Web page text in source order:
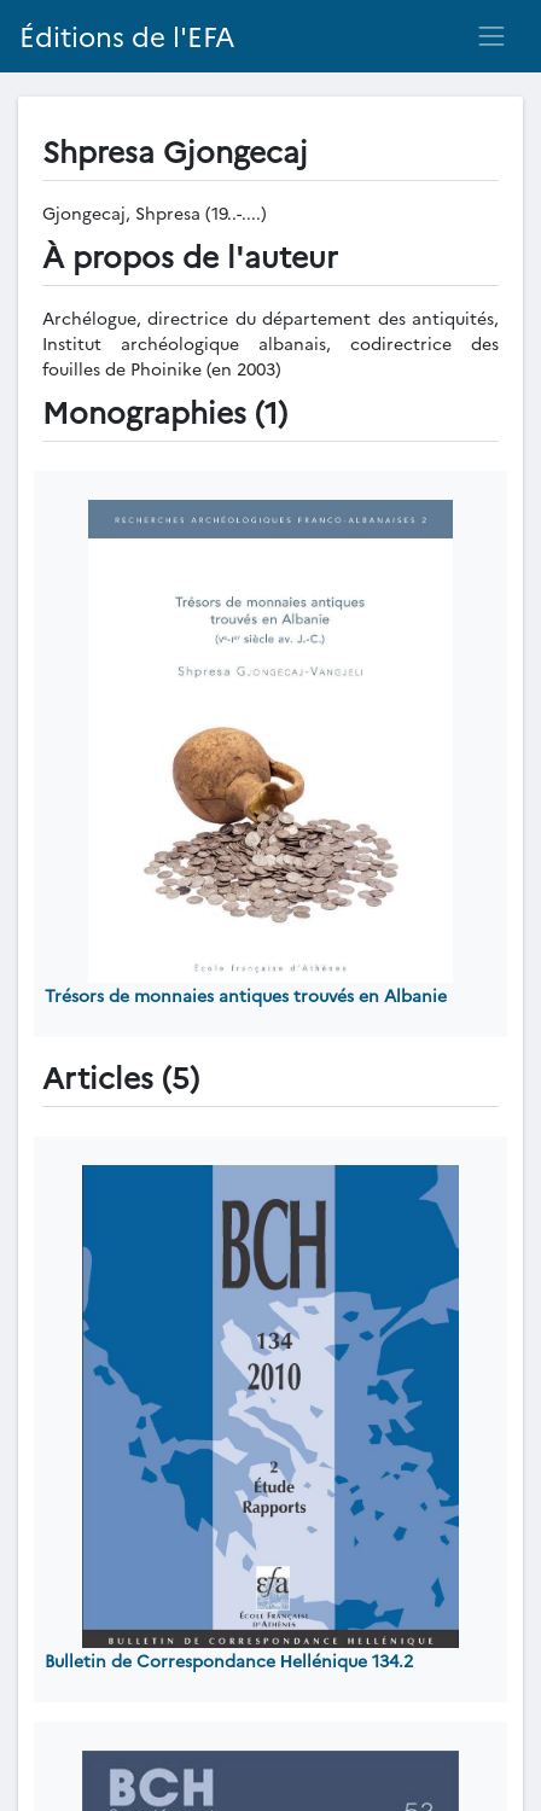
Éditions de l'EFA
Shpresa Gjongecaj
Gjongecaj, Shpresa (19..-....)
À propos de l'auteur
Archélogue, directrice du département des antiquités,
Institut archéologique albanais, codirectrice des
fouilles de Phoinike (en 2003)
Monographies (1)
Trésors de monnaies antiques trouvés en Albanie
Articles (5)
Bulletin de Correspondance Ηellénique 134.2